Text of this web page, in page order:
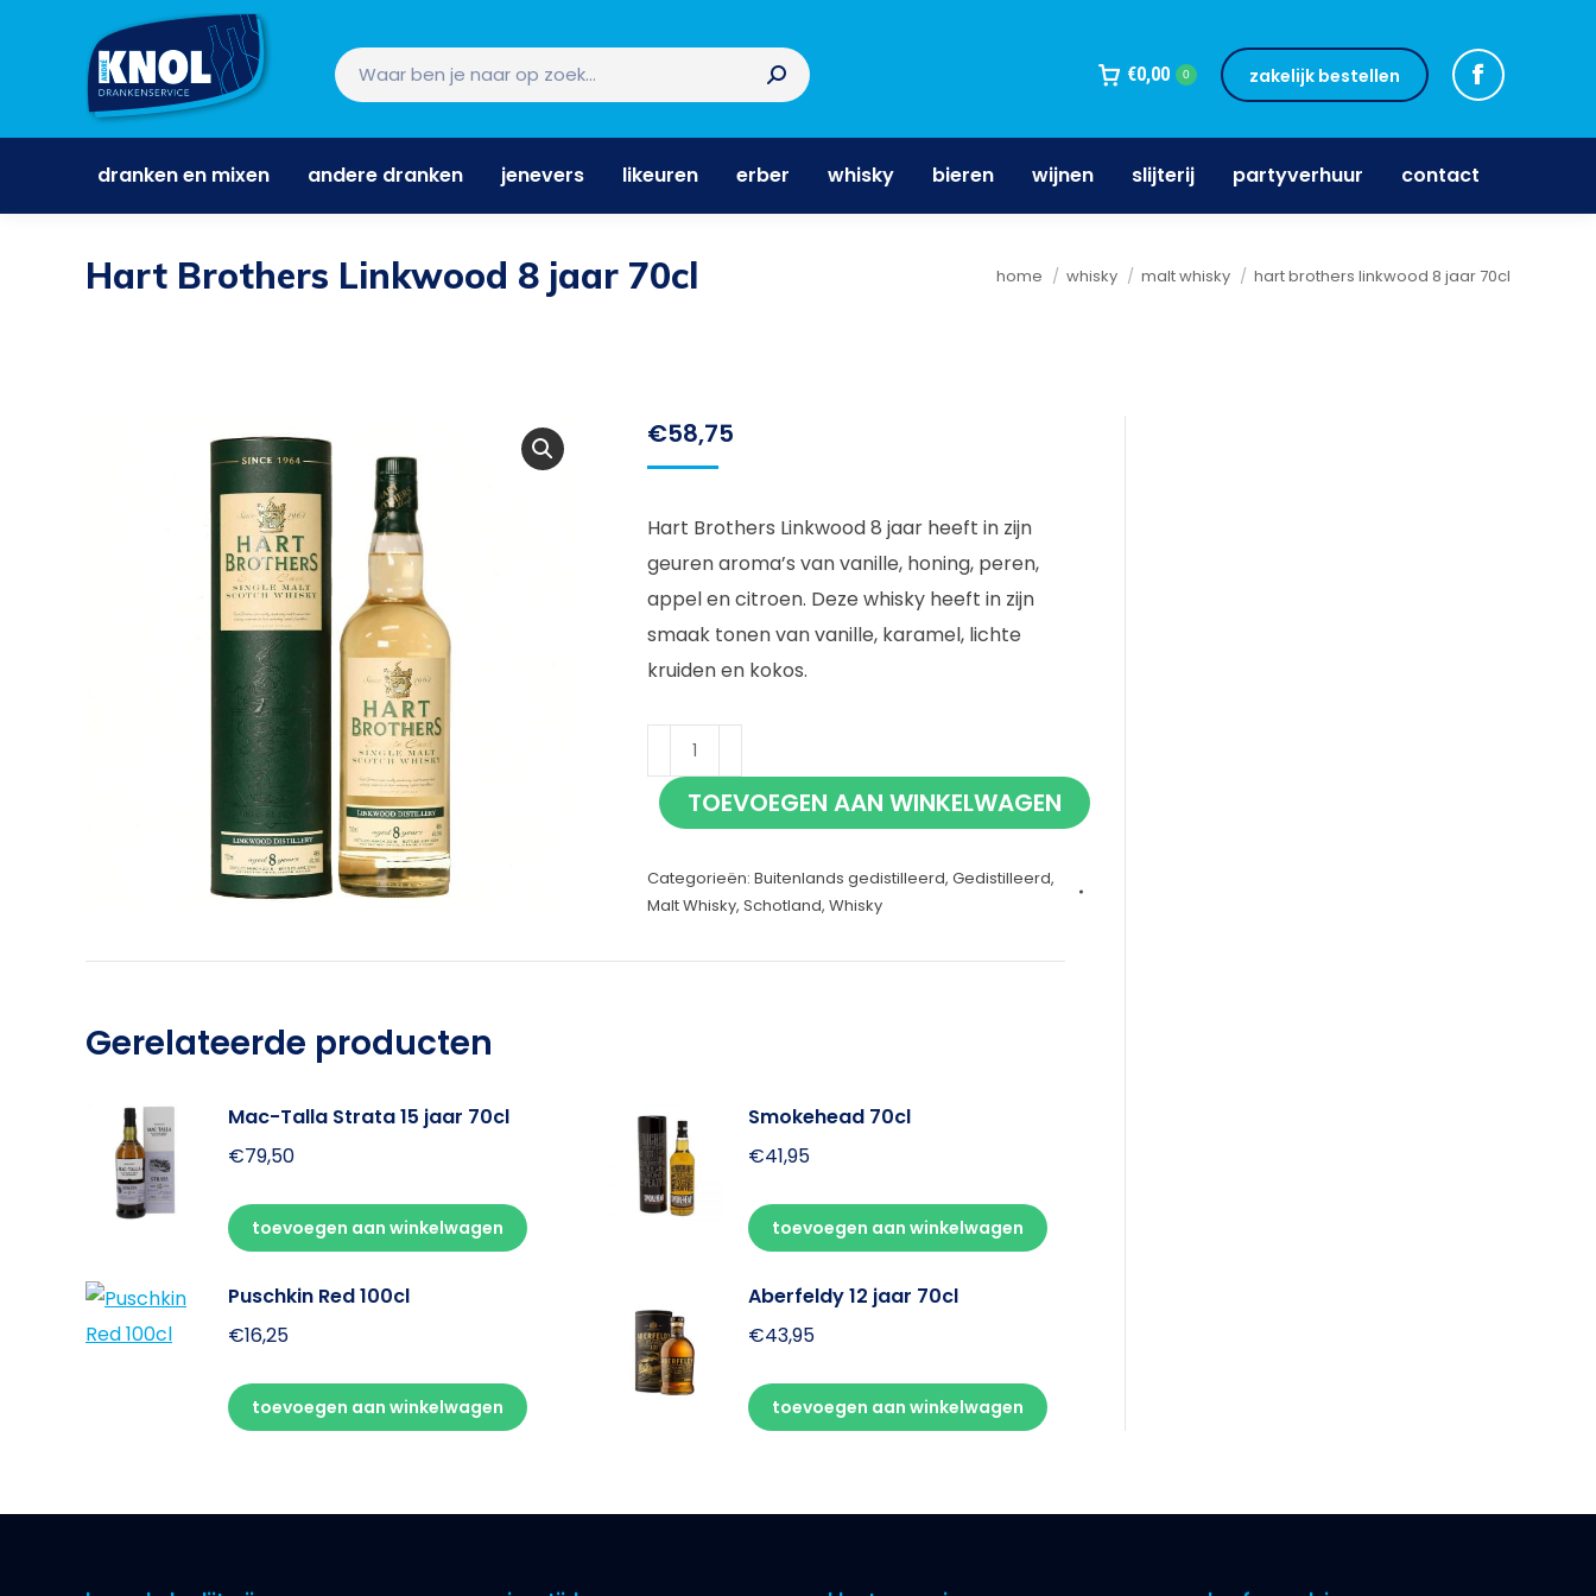
€0,00 0 zakelijk bestellen
dranken en mixen andere dranken jenevers likeuren erber whisky bieren wijnen slijterij partyverhuur contact
Hart Brothers Linkwood 8 jaar 70cl Je bent hier:
home whisky malt whisky hart brothers linkwood 8 jaar 70cl
€58,75
Hart Brothers Linkwood 8 jaar heeft in zijn
geuren aroma’s van vanille, honing, peren,
appel en citroen. Deze whisky heeft in zijn
smaak tonen van vanille, karamel, lichte
kruiden en kokos.
Brothers
Linkwood
jaar
70cl
aantal
TOEVOEGEN AAN WINKELWAGEN
Categorieën: Buitenlands gedistilleerd, Gedistilleerd,
Malt Whisky, Schotland, Whisky
Gerelateerde producten
Mac-Talla Strata 15 jaar 70cl
€79,50
toevoegen aan winkelwagen
Smokehead 70cl
€41,95
toevoegen aan winkelwagen
Puschkin Red 100cl
€16,25
toevoegen aan winkelwagen
Aberfeldy 12 jaar 70cl
€43,95
toevoegen aan winkelwagen
dranken en mixen